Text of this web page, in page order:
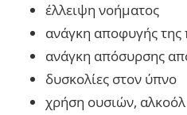
έλλειψη νοήματος
ανάγκη αποφυγής της
ανάγκη απόσυρσης
δυσκολίες στον ύπνο
χρήση ουσιών, αλκοόλ